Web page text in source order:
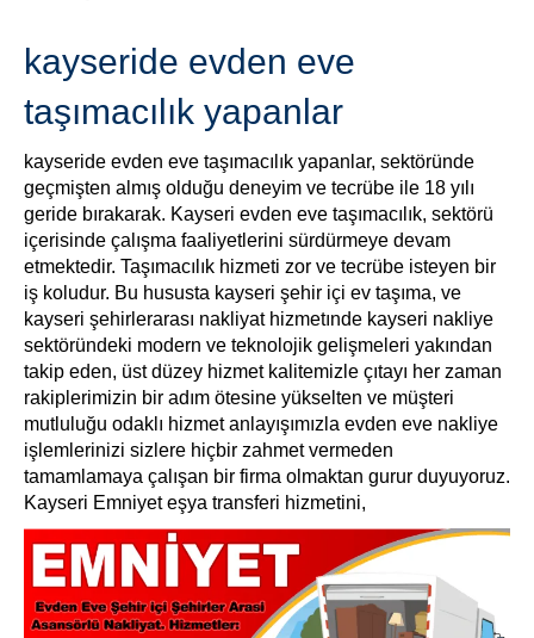
kayseride evden eve
taşımacılık yapanlar
kayseride evden eve taşımacılık yapanlar, sektöründe
geçmişten almış olduğu deneyim ve tecrübe ile 18 yılı
geride bırakarak. Kayseri evden eve taşımacılık, sektörü
içerisinde çalışma faaliyetlerini sürdürmeye devam
etmektedir. Taşımacılık hizmeti zor ve tecrübe isteyen bir
iş koludur. Bu hususta kayseri şehir içi ev taşıma, ve
kayseri şehirlerarası nakliyat hizmetınde kayseri nakliye
sektöründeki modern ve teknolojik gelişmeleri yakından
takip eden, üst düzey hizmet kalitemizle çıtayı her zaman
rakiplerimizin bir adım ötesine yükselten ve müşteri
mutluluğu odaklı hizmet anlayışımızla evden eve nakliye
işlemlerinizi sizlere hiçbir zahmet vermeden
tamamlamaya çalışan bir firma olmaktan gurur duyuyoruz.
Kayseri Emniyet eşya transferi hizmetini,